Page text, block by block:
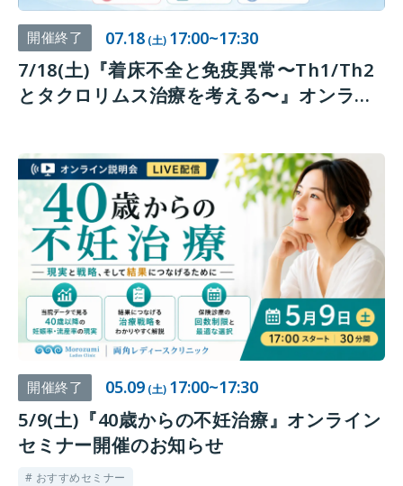
開催終了 07.18 (土) 17:00~17:30
7/18(土)『着床不全と免疫異常〜Th1/Th2
とタクロリムス治療を考える〜』オンライ
開催終了 05.09 (土) 17:00~17:30
5/9(土)『40歳からの不妊治療』オンライン
セミナー開催のお知らせ
# おすすめセミナー